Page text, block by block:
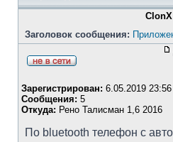
ClonX
Заголовок сообщения:
Зарегистрирован: 6.05.2019 23:56
Сообщения: 5
Откуда: Рено Талисман 1,6 2016
По bluetooth телефон с авто